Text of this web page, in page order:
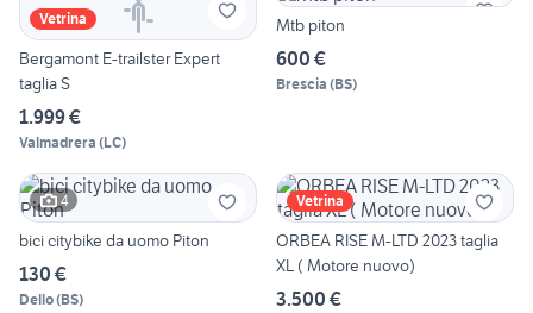
Vetrina
Bergamont E-trailster Expert
taglia S
1.999 €
Valmadrera (LC)
Mtb piton
600 €
Brescia (BS)
4
bici citybike da uomo Piton
130 €
Dello(BS)
Vetrina
ORBEA RISE M-LTD 2023 taglia
XL ( Motore nuovo)
3.500 €